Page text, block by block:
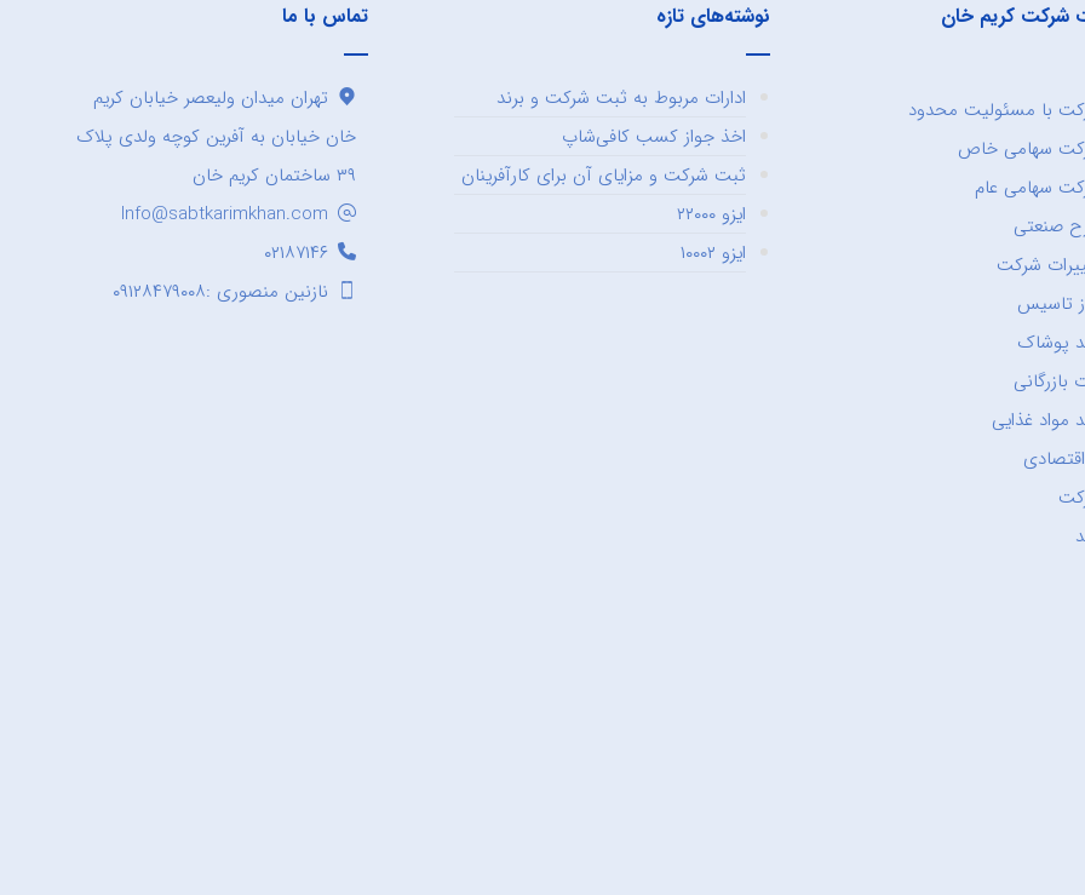
شرکت کریم خان
با مسئولیت محدود
سهامی خاص
سهامی عام
صنعتی
شرکت
تاسیس
پوشاک
بازرگانی
مواد غذایی
نوشته‌های تازه
ادارات مربوط به ثبت شرکت و برند
اخذ جواز کسب کافی‌شاپ
ثبت شرکت و مزایای آن برای کارآفرینان
ایزو ۲۲۰۰۰
ایزو ۱۰۰۰۲
تماس با ما
تهران میدان ولیعصر خیابان کریم
خان خیابان به آفرین کوچه ولدی پلاک
۳۹ ساختمان کریم خان
Info@sabtkarimkhan.com
۰۲۱۸۷۱۴۶
نازنین منصوری :۰۹۱۲۸۴۷۹۰۰۸